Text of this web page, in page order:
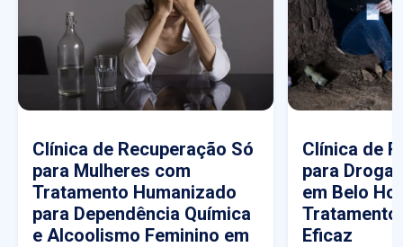
Clínica de Recuperação Só
para Mulheres com
Tratamento Humanizado
para Dependência Química
e Alcoolismo Feminino em
Clínica de
para
em Belo
Tratamento
Eficaz